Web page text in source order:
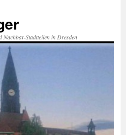
Nachbar-Stadtteilen in Dresden